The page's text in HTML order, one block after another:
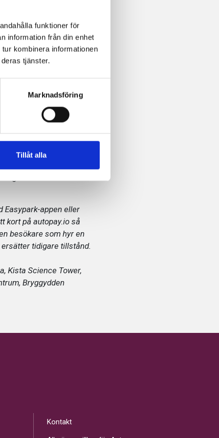
funktioner för
information från din enhet
kombinera informationen
tjänster.
Marknadsföring
Tillåt alla
av
Väsby
försvann p-
hjälp av kameror
Easypark-appen eller
kort på autopay.io så
besökare som hyr en
tidigare tillstånd.
Kista Science Tower,
Bryggydden
Kontakt